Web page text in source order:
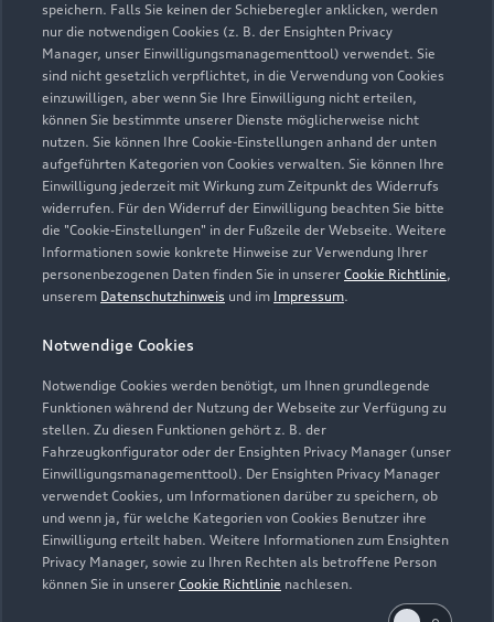
speichern. Falls Sie keinen der Schieberegler anklicken, werden
nur die notwendigen Cookies (z. B. der Ensighten Privacy
Manager, unser Einwilligungsmanagementtool) verwendet. Sie
sind nicht gesetzlich verpflichtet, in die Verwendung von Cookies
einzuwilligen, aber wenn Sie Ihre Einwilligung nicht erteilen,
können Sie bestimmte unserer Dienste möglicherweise nicht
nutzen. Sie können Ihre Cookie-Einstellungen anhand der unten
aufgeführten Kategorien von Cookies verwalten. Sie können Ihre
Einwilligung jederzeit mit Wirkung zum Zeitpunkt des Widerrufs
widerrufen. Für den Widerruf der Einwilligung beachten Sie bitte
die "Cookie-Einstellungen" in der Fußzeile der Webseite. Weitere
Informationen sowie konkrete Hinweise zur Verwendung Ihrer
personenbezogenen Daten finden Sie in unserer Cookie Richtlinie,
unserem Datenschutzhinweis und im Impressum.
Notwendige Cookies
Notwendige Cookies werden benötigt, um Ihnen grundlegende
Funktionen während der Nutzung der Webseite zur Verfügung zu
stellen. Zu diesen Funktionen gehört z. B. der
Fahrzeugkonfigurator oder der Ensighten Privacy Manager (unser
Einwilligungsmanagementtool). Der Ensighten Privacy Manager
verwendet Cookies, um Informationen darüber zu speichern, ob
und wenn ja, für welche Kategorien von Cookies Benutzer ihre
Einwilligung erteilt haben. Weitere Informationen zum Ensighten
Privacy Manager, sowie zu Ihren Rechten als betroffene Person
können Sie in unserer Cookie Richtlinie nachlesen.
Damit Ihr Audi auch im Sommer glänzt: die
passende Pflege in einer Tasche.
Zur Audi Shopping World
Lederpflege-Set
Praktisches Set zur intensiven Reinigung und
Pflege von Leder und Kunstleder.
Zur Audi Shopping World